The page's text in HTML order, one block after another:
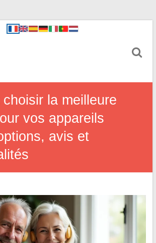
la meilleure
vos appareils
avis et